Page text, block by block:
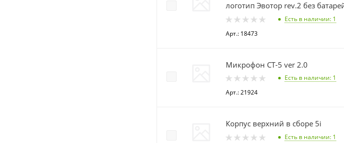
логотип Эвотор rev.2 без
Есть в наличии: 1
Арт.: 18473
Микрофон СТ-5 ver 2.0
Есть в наличии: 1
Арт.: 21924
Корпус верхний в сборе 5i
Есть в наличии: 1